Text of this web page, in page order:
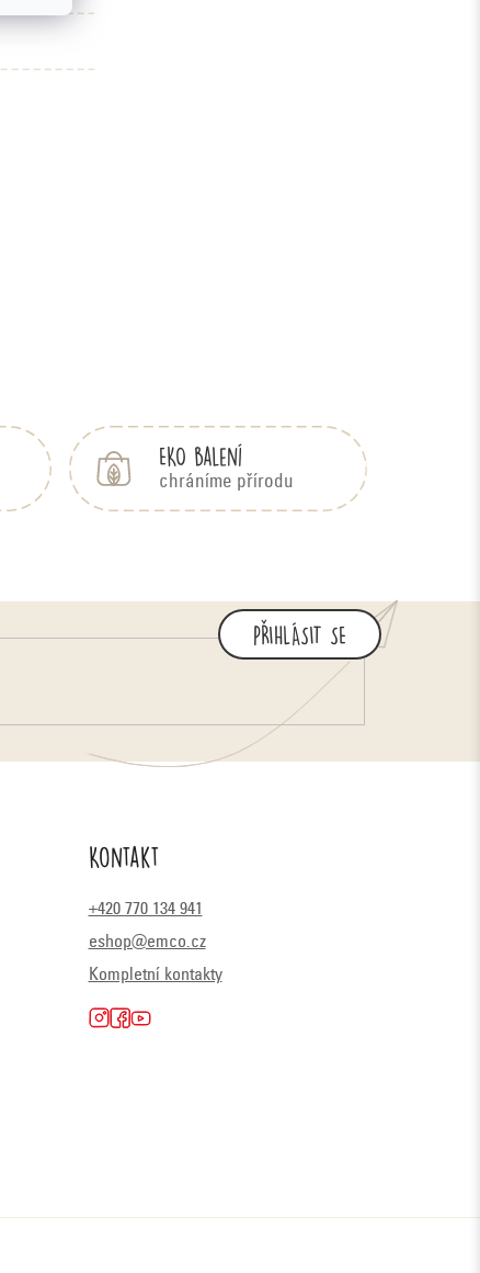
EKO balení
chráníme přírodu
PŘIHLÁSIT SE
Kontakt
+420 770 134 941
eshop@emco.cz
Kompletní kontakty